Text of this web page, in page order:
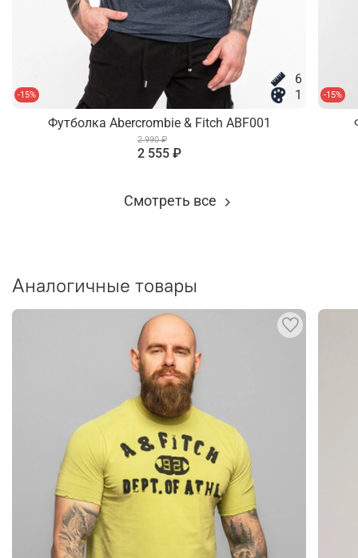
-15%
6
1
Футболка Abercrombie & Fitch ABF001
2 990 ₽
2 555 ₽
-15%
Смотреть все
Аналогичные товары